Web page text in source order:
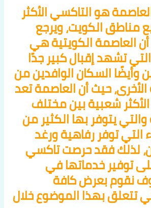
هو التاكسي الأكثر
مناطق الكويت، ويرجع
العاصمة الكويتية هي
تشهد إقبال كبير جدًا
وأيضًا السكان الوافدين من
حيث أن العاصمة تعد
شعبية بين مختلف
يتوفر بها الكثير من
التي توفر رفاهية ورغد
لذلك فقد حرصت تاكسي
توفير خدماتها في
نقوم بعرض كافة
تتعلق بهذا الموضوع خلال